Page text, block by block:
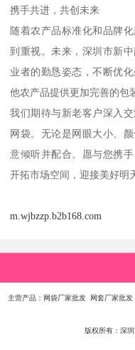
携手共进，共创未来
随着农产品标准化和品牌
到重视。未来，深圳市新
业者的勤恳姿态，不断优
他农产品提供更加完善的包
我们期待与新老客户深入
网袋。无论是网眼大小、
意倾听并配合。愿与您携
开拓市场空间，迎接美好明
m.wjbzzp.b2b168.com
主营产品：网袋厂家批发 网套厂家批
版权所有：深